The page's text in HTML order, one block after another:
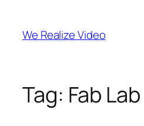
contenuto
We Realize Video
Tag: Fab